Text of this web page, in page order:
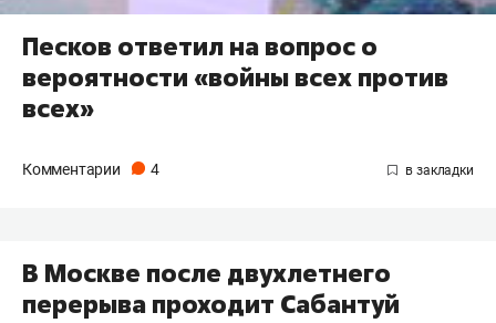
Песков ответил на вопрос о
вероятности «войны всех против
всех»
Комментарии 4
В Москве после двухлетнего
перерыва проходит Сабантуй